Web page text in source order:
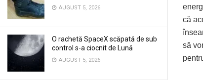
AUGUST 5, 2026
O rachetă SpaceX scăpată de sub
control s-a ciocnit de Lună
AUGUST 5, 2026
că
să